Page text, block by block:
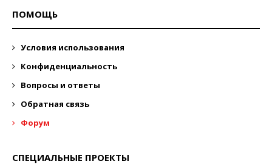
ПОМОЩЬ
Условия использования
Конфиденциальность
Вопросы и ответы
Обратная связь
Форум
СПЕЦИАЛЬНЫЕ ПРОЕКТЫ